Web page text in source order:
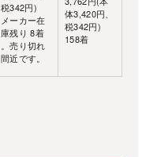
税342円)
メーカー在
庫残り 8着
。売り切れ
間近です。
体3,420円、
税342円)
158着